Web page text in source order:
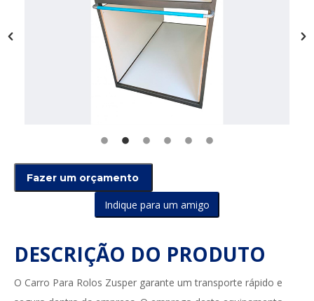
Indique para um amigo
DESCRIÇÃO DO PRODUTO
O Carro Para Rolos Zusper garante um transporte rápido e